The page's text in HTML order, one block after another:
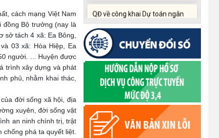
cách mạng Việt Nam
đồng Bộ trưởng (nay là
sở tách 4 xã: Ea Bông,
03 xã: Hòa Hiệp, Ea
người. ... Huyện được
trình xây dựng và phát
phủ, nhằm khai thác,
đời sống xã hội, địa
xuyên, đời sống vật
an ninh chính trị, trật
phá ta quyết liệt.
sách
(21/10/2025)
Thông báo về việc đổi tên thôn,
buôn, tổ dân phố trên địa bàn
xã Krông Ana, tỉnh Đắk Lắk
(17/10/2025)
Thông báo Quy chế làm việc
của Thường trực HĐND, các
Ban HĐND,Tổ HĐND xã
(15/10/2025)